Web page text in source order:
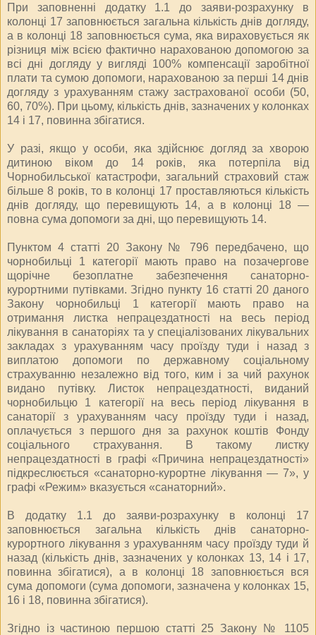
При заповненні додатку 1.1 до заяви-розрахунку в
колонці 17 заповнюється загальна кількість днів догляду,
а в колонці 18 заповнюється сума, яка вираховується як
різниця між всією фактично нарахованою допомогою за
всі дні догляду у вигляді 100% компенсації заробітної
плати та сумою допомоги, нарахованою за перші 14 днів
догляду з урахуванням стажу застрахованої особи (50,
60, 70%). При цьому, кількість днів, зазначених у колонках
14 і 17, повинна збігатися.
У разі, якщо у особи, яка здійснює догляд за хворою
дитиною віком до 14 років, яка потерпіла від
Чорнобильської катастрофи, загальний страховий стаж
більше 8 років, то в колонці 17 проставляються кількість
днів догляду, що перевищують 14, а в колонці 18 —
повна сума допомоги за дні, що перевищують 14.
Пунктом 4 статті 20 Закону № 796 передбачено, що
чорнобильці 1 категорії мають право на позачергове
щорічне безоплатне забезпечення санаторно-
курортними путівками. Згідно пункту 16 статті 20 даного
Закону чорнобильці 1 категорії мають право на
отримання листка непрацездатності на весь період
лікування в санаторіях та у спеціалізованих лікувальних
закладах з урахуванням часу проїзду туди і назад з
виплатою допомоги по державному соціальному
страхуванню незалежно від того, ким і за чий рахунок
видано путівку. Листок непрацездатності, виданий
чорнобильцю 1 категорії на весь період лікування в
санаторії з урахуванням часу проїзду туди і назад,
оплачується з першого дня за рахунок коштів Фонду
соціального страхування. В такому листку
непрацездатності в графі «Причина непрацездатності»
підкреслюється «санаторно-курортне лікування — 7», у
графі «Режим» вказується «санаторний».
В додатку 1.1 до заяви-розрахунку в колонці 17
заповнюється загальна кількість днів санаторно-
курортного лікування з урахуванням часу проїзду туди й
назад (кількість днів, зазначених у колонках 13, 14 і 17,
повинна збігатися), а в колонці 18 заповнюється вся
сума допомоги (сума допомоги, зазначена у колонках 15,
16 і 18, повинна збігатися).
Згідно із частиною першою статті 25 Закону № 1105